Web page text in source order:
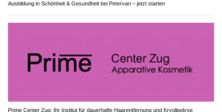
Ausbildung in Schönheit & Gesundheit bei Petervari – jetzt starten
Prime Center Zug: Ihr Institut für dauerhafte Haarentfernung und Kryolipolyse